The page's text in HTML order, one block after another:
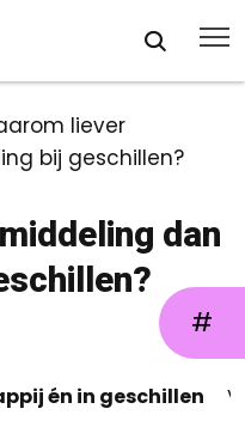
liever
bij geschillen?
dan
én in geschillen
#